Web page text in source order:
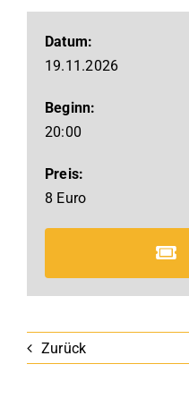
Datum:
19.11.2026
Beginn:
20:00
Preis:
8 Euro
Zurück